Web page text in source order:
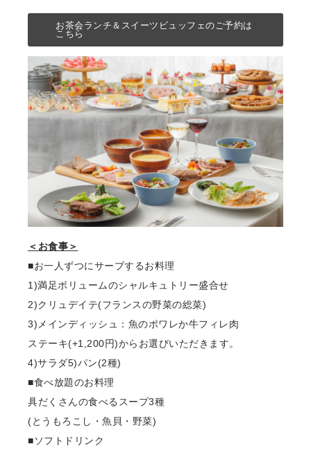
お茶会ランチ＆スイーツビュッフェのご予約は
こちら
＜お⾷事＞
■お⼀⼈ずつにサーブするお料理
1)満⾜ボリュームのシャルキュトリー盛合せ
2)クリュデイテ(フランスの野菜の総菜)
3)メインディッシュ：⿂のポワレか⽜フィレ⾁
ステーキ(+1,200円)からお選びいただきます。
4)サラダ5)パン(2種)
■⾷べ放題のお料理
具だくさんの⾷べるスープ3種
(とうもろこし・⿂⾙・野菜)
■ソフトドリンク